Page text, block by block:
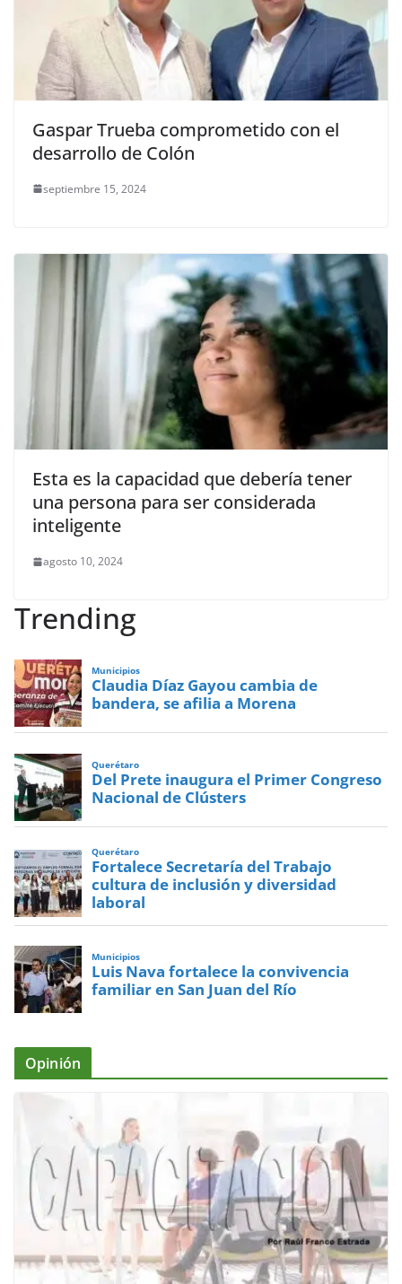
Gaspar Trueba comprometido con el
desarrollo de Colón
septiembre 15, 2024
Esta es la capacidad que debería tener
una persona para ser considerada
inteligente
agosto 10, 2024
Trending
Municipios
Claudia Díaz Gayou cambia de
bandera, se afilia a Morena
Querétaro
Del Prete inaugura el Primer Congreso
Nacional de Clústers
Querétaro
Fortalece Secretaría del Trabajo
cultura de inclusión y diversidad
laboral
Municipios
Luis Nava fortalece la convivencia
familiar en San Juan del Río
Opinión